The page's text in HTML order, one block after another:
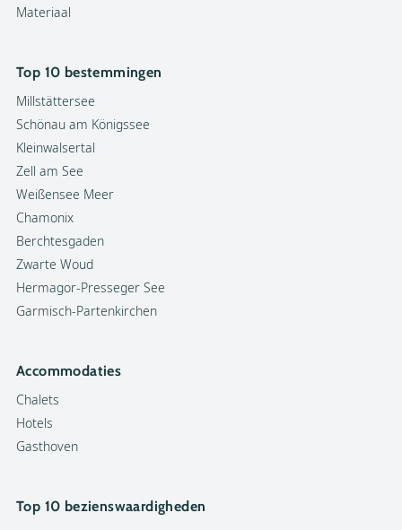
Materiaal
Top 10 bestemmingen
Millstättersee
Schönau am Königssee
Kleinwalsertal
Zell am See
Weißensee Meer
Chamonix
Berchtesgaden
Zwarte Woud
Hermagor-Presseger See
Garmisch-Partenkirchen
Accommodaties
Chalets
Hotels
Gasthoven
Top 10 bezienswaardigheden